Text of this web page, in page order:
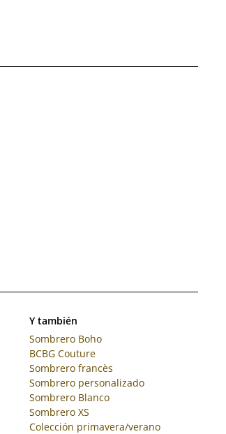
Y también
Sombrero Boho
BCBG Couture
Sombrero francès
Sombrero personalizado
Sombrero Blanco
Sombrero XS
Colección primavera/verano